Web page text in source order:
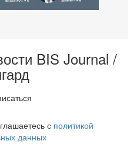
BIS Journal /
с политикой
данных